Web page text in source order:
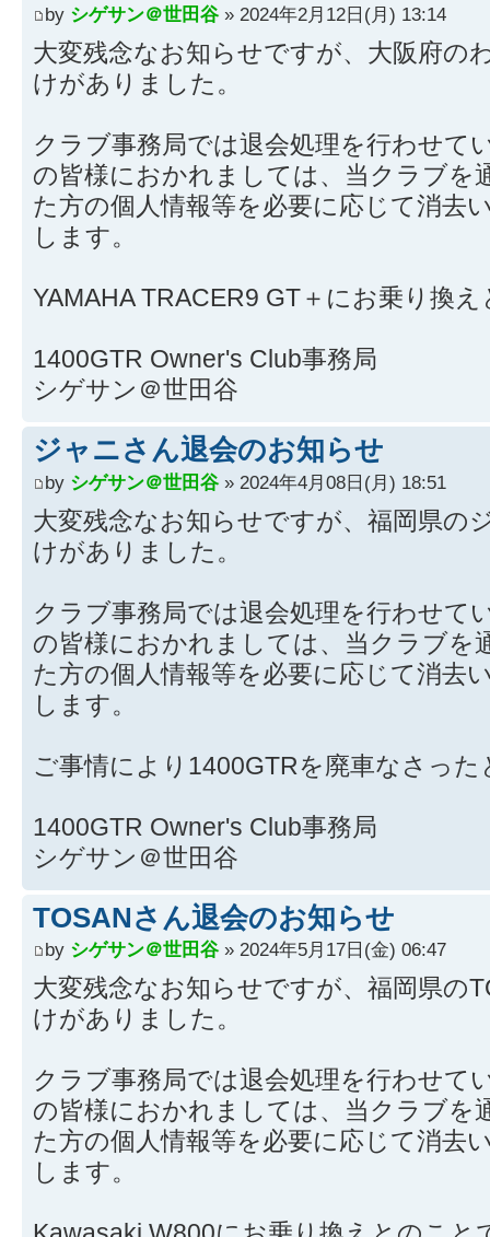
by シゲサン＠世田谷 » 2024年2月12日(月) 13:14
大変残念なお知らせですが、大阪府の
けがありました。
クラブ事務局では退会処理を行わせて
の皆様におかれましては、当クラブを
た方の個人情報等を必要に応じて消去
します。
YAMAHA TRACER9 GT＋にお乗り換
1400GTR Owner's Club事務局
シゲサン＠世田谷
ジャニさん退会のお知らせ
by シゲサン＠世田谷 » 2024年4月08日(月) 18:51
大変残念なお知らせですが、福岡県の
けがありました。
クラブ事務局では退会処理を行わせて
の皆様におかれましては、当クラブを
た方の個人情報等を必要に応じて消去
します。
ご事情により1400GTRを廃車なさっ
1400GTR Owner's Club事務局
シゲサン＠世田谷
TOSANさん退会のお知らせ
by シゲサン＠世田谷 » 2024年5月17日(金) 06:47
大変残念なお知らせですが、福岡県の
けがありました。
クラブ事務局では退会処理を行わせて
の皆様におかれましては、当クラブを
た方の個人情報等を必要に応じて消去
します。